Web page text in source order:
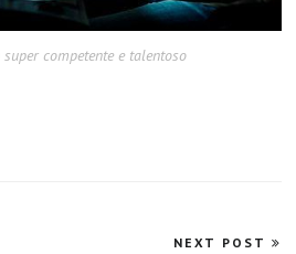
competente e talentoso
NEXT POST